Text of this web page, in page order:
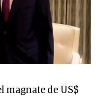
magnate de US$